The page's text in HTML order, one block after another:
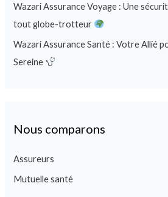
Wazari Assurance Voyage : Une
tout globe-trotteur
Wazari Assurance Santé : Votre Allié
Sereine
Nous comparons
Assureurs
Mutuelle santé